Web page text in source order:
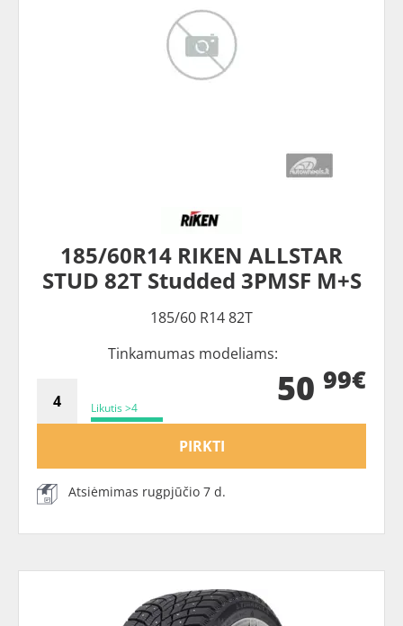
185/60R14 RIKEN ALLSTAR
STUD 82T Studded 3PMSF M+S
185/60 R14 82T
Tinkamumas modeliams:
Likutis >4 50 99€
PIRKTI
Atsiėmimas rugpjūčio 7 d.